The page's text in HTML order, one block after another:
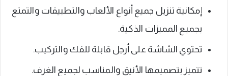
إمكانية تنزيل جميع أنواع الألعاب والتطبيقات والتمتع
بجميع المميزات الذكية.
تحتوي الشاشة على أرجل قابلة للفك والتركيب.
تتميز بتصميمها الأنيق والمناسب لجميع الغرف.